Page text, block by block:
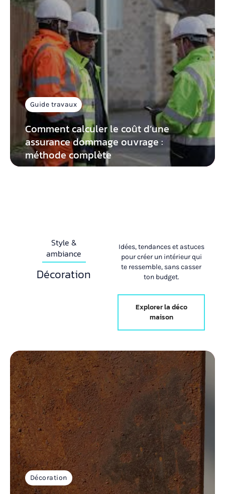
Guide travaux
Comment calculer le coût d’une
assurance dommage ouvrage :
méthode complète
Style &
ambiance
Décoration
Idées, tendances et astuces
pour créer un intérieur qui
te ressemble, sans casser
ton budget.
Explorer la déco
maison
Décoration